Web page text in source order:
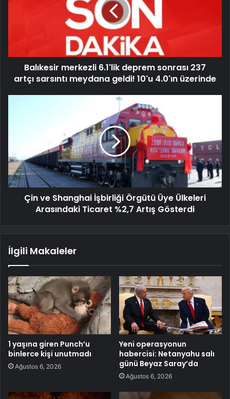
Balıkesir merkezli 6.1'lik deprem sonrası 237
artçı sarsıntı meydana geldi! 10'u 4.0'ın üzerinde
Çin ve Shanghai İşbirliği Örgütü Üye Ülkeleri
Arasındaki Ticaret %2,7 Artış Gösterdi
İlgili Makaleler
1 yaşına giren Punch’u
binlerce kişi unutmadı
Ağustos 6, 2026
Yeni operasyonun
habercisi: Netanyahu salı
günü Beyaz Saray’da
Ağustos 6, 2026